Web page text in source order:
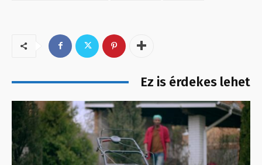
Ez is érdekes lehet